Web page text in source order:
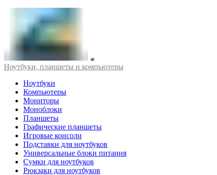
Ноутбуки, планшеты и компьютеры
Ноутбуки
Компьютеры
Мониторы
Моноблоки
Планшеты
Графические планшеты
Игровые консоли
Подставки для ноутбуков
Универсальные блоки питания
Сумки для ноутбуков
Рюкзаки для ноутбуков